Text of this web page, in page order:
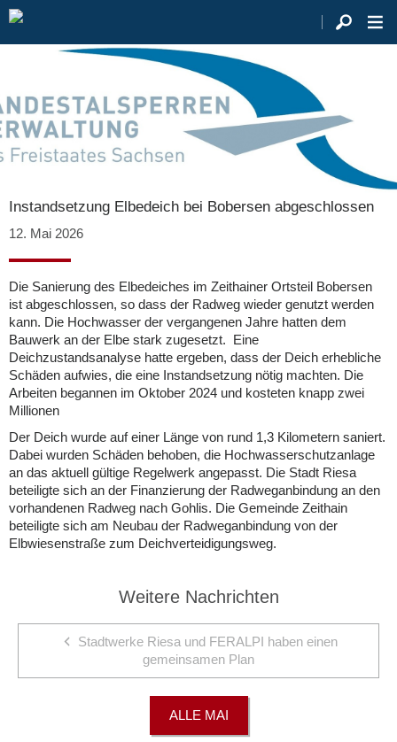
Instandsetzung Elbedeich bei Bobersen abgeschlossen
12. Mai 2026
Die Sanierung des Elbedeiches im Zeithainer Ortsteil Bobersen
ist abgeschlossen, so dass der Radweg wieder genutzt werden
kann. Die Hochwasser der vergangenen Jahre hatten dem
Bauwerk an der Elbe stark zugesetzt. Eine
Deichzustandsanalyse hatte ergeben, dass der Deich erhebliche
Schäden aufwies, die eine Instandsetzung nötig machten. Die
Arbeiten begannen im Oktober 2024 und kosteten knapp zwei
Millionen
Der Deich wurde auf einer Länge von rund 1,3 Kilometern saniert.
Dabei wurden Schäden behoben, die Hochwasserschutzanlage
an das aktuell gültige Regelwerk angepasst. Die Stadt Riesa
beteiligte sich an der Finanzierung der Radweganbindung an den
vorhandenen Radweg nach Gohlis. Die Gemeinde Zeithain
beteiligte sich am Neubau der Radweganbindung von der
Elbwiesenstraße zum Deichverteidigungsweg.
Weitere Nachrichten
Stadtwerke Riesa und FERALPI haben einen
gemeinsamen Plan
ALLE MAI